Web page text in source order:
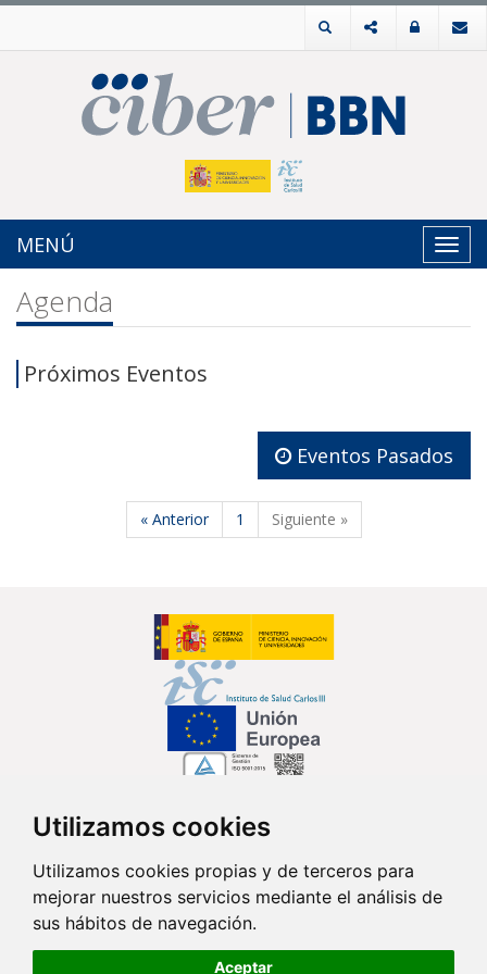
Utilizamos cookies
Utilizamos cookies propias y de terceros para
mejorar nuestros servicios mediante el análisis de
sus hábitos de navegación.
Aceptar
MENÚ
Agenda
Próximos Eventos
Eventos Pasados
« Anterior 1 Siguiente »
Síguenos en...
Contacto
Av. Monforte de Lemos, 3-5. Pabellón 11. Planta 0 28029 Madrid